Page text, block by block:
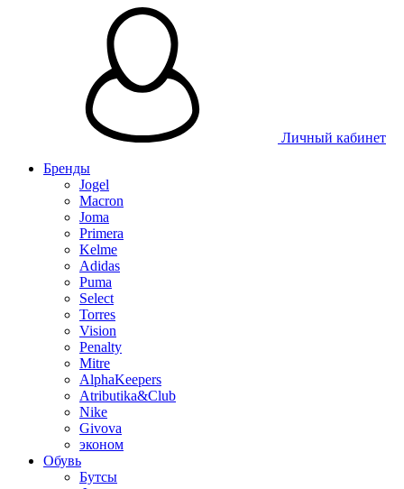
Личный кабинет
Бренды
Jogel
Macron
Joma
Primera
Kelme
Adidas
Puma
Select
Torres
Vision
Penalty
Mitre
AlphaKeepers
Atributika&Club
Nike
Givova
эконом
Обувь
Бутсы
Таблица размеров